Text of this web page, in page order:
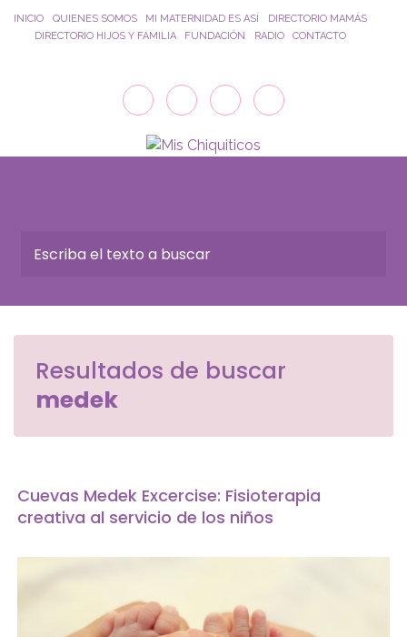
Saltar al contenido principal
INICIO QUIENES SOMOS MI MATERNIDAD ES ASÍ
DIRECTORIO MAMÁS
DIRECTORIO HIJOS Y FAMILIA
FUNDACIÓN RADIO CONTACTO
Resultados de buscar
medek
Cuevas Medek Excercise: Fisioterapia
creativa al servicio de los niños